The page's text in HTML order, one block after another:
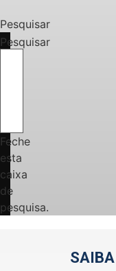
Pesquisar
Pesquisar
Feche
esta
caixa
de
pesquisa.